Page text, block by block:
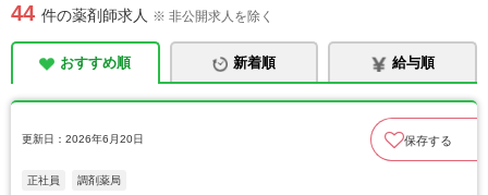
44 件の薬剤師求人 ※ 非公開求人を除く
おすすめ順 新着順 給与順
更新日：2026年6月20日 保存する
正社員 調剤薬局